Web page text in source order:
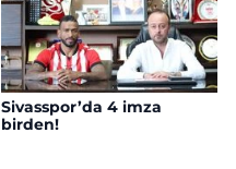
Sivasspor’da 4 imza
birden!